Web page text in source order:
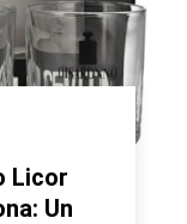
Licor
Un